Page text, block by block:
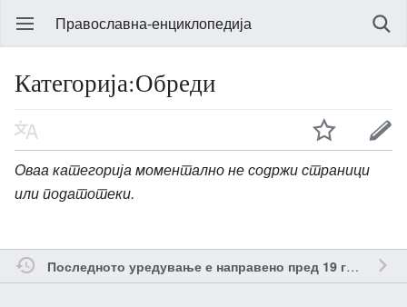
Православна-енциклопедија
Категорија:Обреди
Оваа категорија моментално не содржи страници
или податотеки.
Последното уредување е направено пред 19 години од